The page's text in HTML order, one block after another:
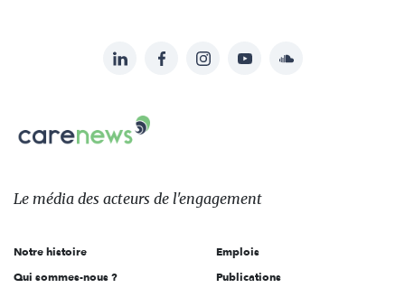
sur:
LinkedInFacebookInstagramYouTubeSoundcloud
Carenews,
Le
des
l'engagement
Le média des acteurs de l'engagement
Notre histoire
Qui sommes-nous ?
Emplois
Publications